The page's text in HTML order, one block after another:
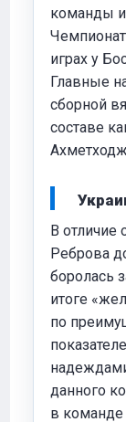
команды и
играх у
Главные
сборной
составе
В отличие
Реброва
боролась
итоге
по
данного
в команде